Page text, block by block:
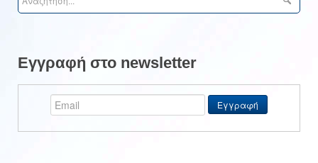
Εγγραφή στο newsletter